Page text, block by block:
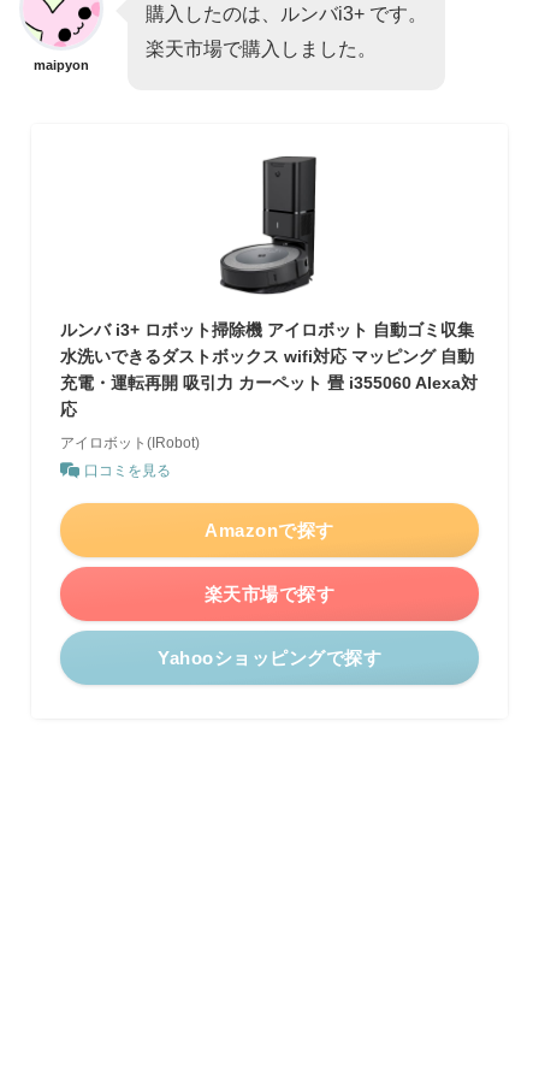
maipyon
購入したのは、ルンバi3+ です。
楽天市場で購入しました。
ルンバ i3+ ロボット掃除機 アイロボット 自動ゴミ収集
水洗いできるダストボックス wifi対応 マッピング 自動
充電・運転再開 吸引力 カーペット 畳 i355060 Alexa対
応
アイロボット(IRobot)
口コミを見る
Amazonで探す
楽天市場で探す
Yahooショッピングで探す